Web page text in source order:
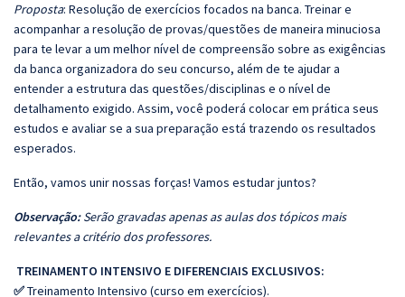
Proposta: Resolução de exercícios focados na banca. Treinar e
acompanhar a resolução de provas/questões de maneira minuciosa
para te levar a um melhor nível de compreensão sobre as exigências
da banca organizadora do seu concurso, além de te ajudar a
entender a estrutura das questões/disciplinas e o nível de
detalhamento exigido. Assim, você poderá colocar em prática seus
estudos e avaliar se a sua preparação está trazendo os resultados
esperados.
Então, vamos unir nossas forças! Vamos estudar juntos?
Observação:Serão gravadas apenas as aulas dos tópicos mais
relevantes a critério dos professores.
TREINAMENTO INTENSIVO E DIFERENCIAIS EXCLUSIVOS:
✅Treinamento Intensivo (curso em exercícios).